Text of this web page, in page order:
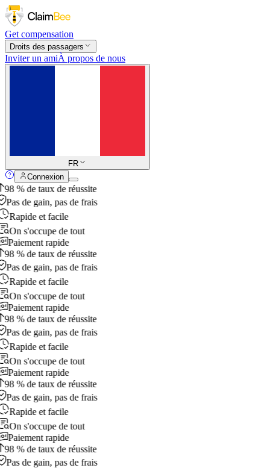
Get compensation
Droits des passagers
Inviter un amiÀ propos de nous
FR
Connexion
98 % de taux de réussite
Pas de gain, pas de frais
Rapide et facile
On s'occupe de tout
Paiement rapide
98 % de taux de réussite
Pas de gain, pas de frais
Rapide et facile
On s'occupe de tout
Paiement rapide
98 % de taux de réussite
Pas de gain, pas de frais
Rapide et facile
On s'occupe de tout
Paiement rapide
98 % de taux de réussite
Pas de gain, pas de frais
Rapide et facile
On s'occupe de tout
Paiement rapide
98 % de taux de réussite
Pas de gain, pas de frais